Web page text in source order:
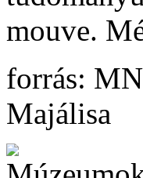
mouve.
forrás:
Majálisa